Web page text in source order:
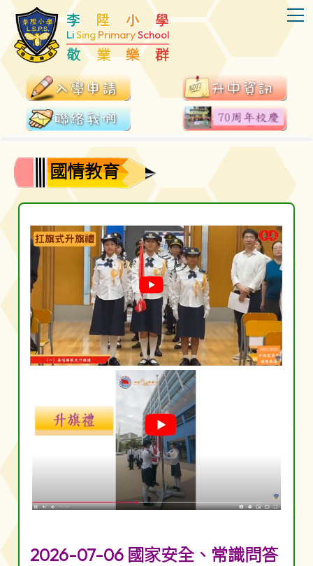
李 陞 小 學
LiSingPrimarySchool
敬 業 樂 群
國情教育
2026-07-06 國家安全、常識問答